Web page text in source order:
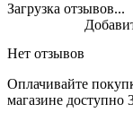
Загрузка отзывов...
Нет отзывов
Оплачивайте
магазине доступно